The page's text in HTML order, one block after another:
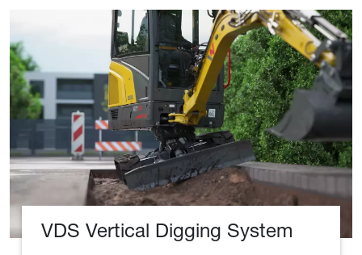
VDS Vertical Digging System